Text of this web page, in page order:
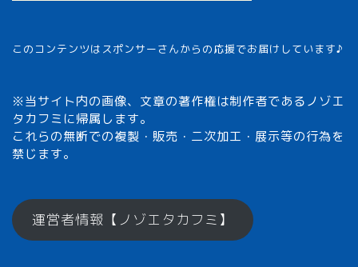
このコンテンツはスポンサーさんからの応援でお届けしています♪
※当サイト内の画像、文章の著作権は制作者であるノゾエ
タカフミに帰属します。
これらの無断での複製・販売・二次加工・展示等の行為を
禁じます。
運営者情報【ノゾエタカフミ】
メモざるとは？